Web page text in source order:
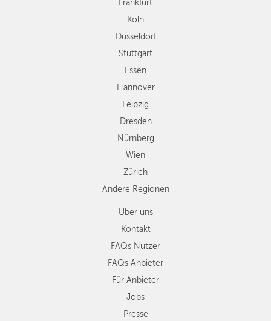
Dresden
Nürnberg
Wien
Zürich
Andere
Regionen
Frankfurt
Köln
Düsseldorf
Stuttgart
Essen
Hannover
Leipzig
Dresden
Nürnberg
Wien
Zürich
Andere Regionen
Über uns
Kontakt
FAQs Nutzer
FAQs Anbieter
Für Anbieter
Jobs
Presse